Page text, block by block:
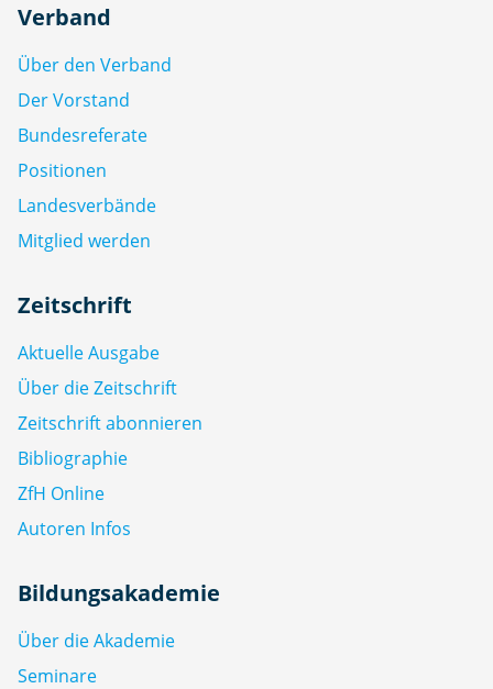
Verband
Über den Verband
Der Vorstand
Bundesreferate
Positionen
Landesverbände
Mitglied werden
Zeitschrift
Aktuelle Ausgabe
Über die Zeitschrift
Zeitschrift abonnieren
Bibliographie
ZfH Online
Autoren Infos
Bildungsakademie
Über die Akademie
Seminare